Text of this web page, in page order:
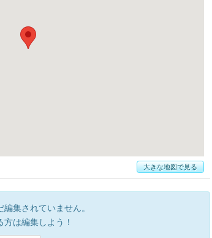
大きな地図で見る
集されていません。
は編集しよう！